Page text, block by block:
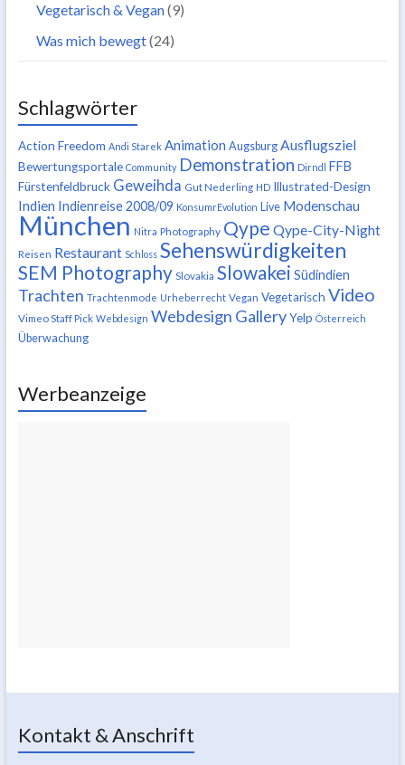
Vegetarisch & Vegan(9)
Was mich bewegt(24)
Schlagwörter
Action Freedom Andi Starek Animation Augsburg Ausflugsziel
Bewertungsportale Community Demonstration Dirndl FFB
Fürstenfeldbruck Geweihda Gut Nederling HD Illustrated-Design
Indien Indienreise 2008/09 KonsumrEvolution Live Modenschau
München Nitra Photography Qype Qype-City-Night
Reisen Restaurant Schloss Sehenswürdigkeiten
SEM Photography Slovakia Slowakei Südindien
Trachten Trachtenmode Urheberrecht Vegan Vegetarisch Video
Vimeo Staff Pick Webdesign Webdesign Gallery Yelp Österreich
Überwachung
Werbeanzeige
Kontakt & Anschrift